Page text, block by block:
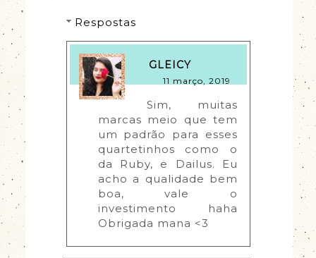
Respostas
GLEICY
11 março, 2019
Sim, muitas
marcas meio que tem
um padrão para esses
quartetinhos como o
da Ruby, e Dailus. Eu
acho a qualidade bem
boa, vale o
investimento haha
Obrigada mana <3